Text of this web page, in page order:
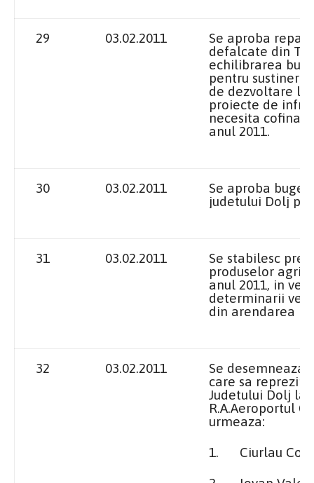
29 03.02.2011
Se aproba
defalcate din
echilibrarea
pentru
de dezvoltare
proiecte de
necesita
anul 2011.
30 03.02.2011
Se aproba
judetului Dolj pe
31 03.02.2011
Se stabilesc
produselor
anul 2011, in
determinarii
din arendarea
32 03.02.2011
Se desemneaza
care sa
Judetului Dolj la
R.A.Aeroportul
urmeaza:
1. Ciurlau